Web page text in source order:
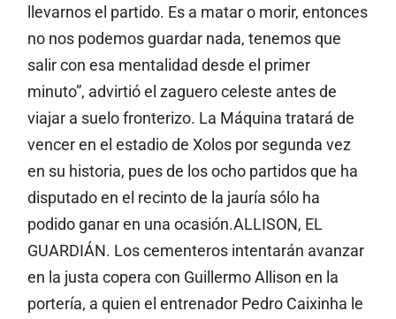
llevarnos el partido. Es a matar o morir, entonces
no nos podemos guardar nada, tenemos que
salir con esa mentalidad desde el primer
minuto”, advirtió el zaguero celeste antes de
viajar a suelo fronterizo. La Máquina tratará de
vencer en el estadio de Xolos por segunda vez
en su historia, pues de los ocho partidos que ha
disputado en el recinto de la jauría sólo ha
podido ganar en una ocasión.ALLISON, EL
GUARDIÁN. Los cementeros intentarán avanzar
en la justa copera con Guillermo Allison en la
portería, a quien el entrenador Pedro Caixinha le